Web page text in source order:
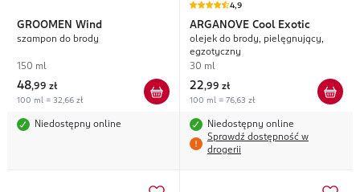
GROOMEN Wind
szampon do brody
150 ml
48,99 zł
100 ml = 32,66 zł
Niedostępny online
4,9
ARGANOVE Cool Exotic
olejek do brody, pielęgnujący,
egzotyczny
30 ml
22,99 zł
100 ml = 76,63 zł
Niedostępny online
Sprawdź dostępność w
drogerii